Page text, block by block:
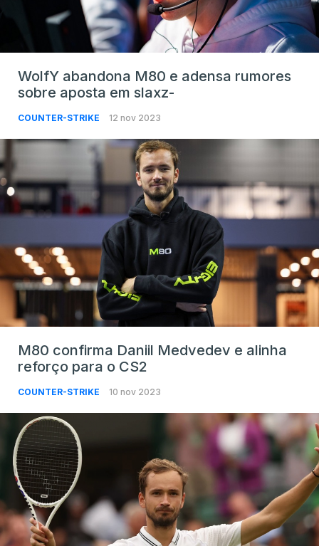
WolfY abandona M80 e adensa rumores
sobre aposta em slaxz-
COUNTER-STRIKE 12 nov 2023
M80 confirma Daniil Medvedev e alinha
reforço para o CS2
COUNTER-STRIKE 10 nov 2023